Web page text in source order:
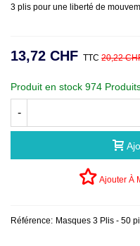
3 plis pour une liberté de
13,72 CHF TTC 20,22
Produit en stock 974
-
Ajouter À
Référence: Masques 3 Plis - 50